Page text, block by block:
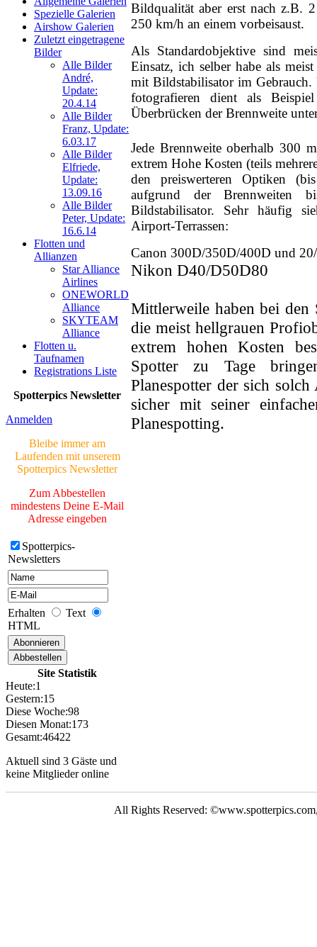
Neue Bilder Online!
>Bilder von Elfriede<
> Letzte Änderung
06.03.17 <
UNSERE
GALERIE
Neue Bilder Online!
>Bilder von Franz<
Neue Bilder Online!
>Bilder von Elfriede<
> Letzte Änderung
06.03.17 <
UNSERE
GALERIE
Neue Bilder Online!
>Bilder von Franz<
Neue Bilder Online!
>Bilder von Elfriede<
> Letzte Änderung
06.03.17 <
GALERIE
Neue Bilder Online!
>Bilder von Franz<
Neue Bilder Online!
>Bilder von Elfriede<
> Letzte Änderung
UNSERE
GALERIE
Neue Bilder Online!
>Bilder von Franz<
Neue Bilder Online!
>Bilder von Elfriede<
> Letzte Änderung
06.03.17 <
UNSERE
GALERIE
>Bilder von Franz<
Neue Bilder Online!
Spezielle Galerien
Airshow Galerien
Zuletzt eingetragene
Bilder
Alle Bilder
André,
Update:
20.4.14
Alle Bilder
Franz, Update:
6.03.17
Alle Bilder
Elfriede,
Update:
13.09.16
Alle Bilder
Peter, Update:
16.6.14
Flotten und
Allianzen
Star Alliance
Airlines
ONEWORLD
Alliance
SKYTEAM
Alliance
Flotten u.
Taufnamen
Registrations Liste
Spotterpics Newsletter
Anmelden
Bleibe immer am
Laufenden mit unserem
Spotterpics Newsletter
Zum Abbestellen
mindestens Deine E-Mail
Adresse eingeben
Spotterpics-
Newsletters
Erhalten
Text
HTML
Site Statistik
Heute:1
Gestern:15
Diese Woche:98
Diesen Monat:173
Gesamt:46422
Aktuell sind 3 Gäste und
keine Mitglieder online
Bildqualität aber erst nach z.B.
250 km/h an einem vorbeisaust.
Als Standardobjektive sind
Einsatz, ich selber habe als
mit Bildstabilisator im Gebrauch.
fotografieren dient als
Überbrücken der Brennweite
Jede Brennweite oberhalb 300
extrem Hohe Kosten (teils
den preiswerteren Optiken
aufgrund der
Bildstabilisator. Sehr häufig
Airport-Terrassen:
Canon 300D/350D/400D und
Nikon D40/D50D80
Mittlerweile haben bei den
die meist hellgrauen
extrem hohen Kosten
Spotter zu Tage
Planespotter der sich
sicher mit seiner
Planespotting.
All Rights Reserved: